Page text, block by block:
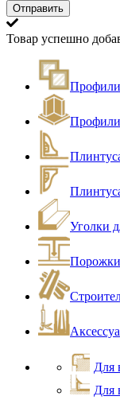
Товар успешно
Профили
Уголки
Для
Для